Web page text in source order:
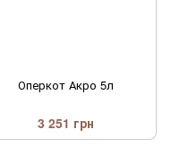
Оперкот Акро 5л
3 251 грн